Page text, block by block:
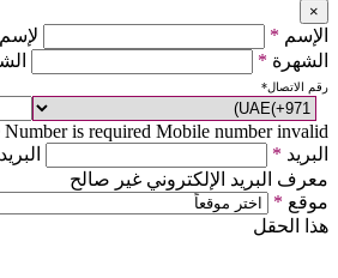
×
الإسم *
الشهرة *
رقم الاتصال*
is required Mobile number invalid
البريد *
معرف البريد الإلكتروني غير صالح
موقع *
هذا الحقل